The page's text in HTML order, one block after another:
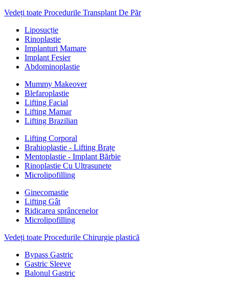
Vedeți toate Procedurile Transplant De Păr
Liposucție
Rinoplastie
Implanturi Mamare
Implant Fesier
Abdominoplastie
Mummy Makeover
Blefaroplastie
Lifting Facial
Lifting Mamar
Lifting Brazilian
Lifting Corporal
Brahioplastie - Lifting Brațe
Mentoplastie - Implant Bărbie
Rinoplastie Cu Ultrasunete
Microlipofilling
Ginecomastie
Lifting Gât
Ridicarea sprâncenelor
Microlipofilling
Vedeți toate Procedurile Chirurgie plastică
Bypass Gastric
Gastric Sleeve
Balonul Gastric